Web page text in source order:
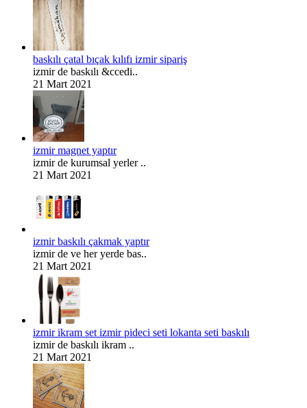
baskılı çatal bıçak kılıfı izmir sipariş
izmir de baskılı &ccedi..
21 Mart 2021
izmir magnet yaptır
izmir de kurumsal yerler ..
21 Mart 2021
izmir baskılı çakmak yaptır
izmir de ve her yerde bas..
21 Mart 2021
izmir ikram set izmir pideci seti lokanta seti baskılı
izmir de baskılı ikram ..
21 Mart 2021